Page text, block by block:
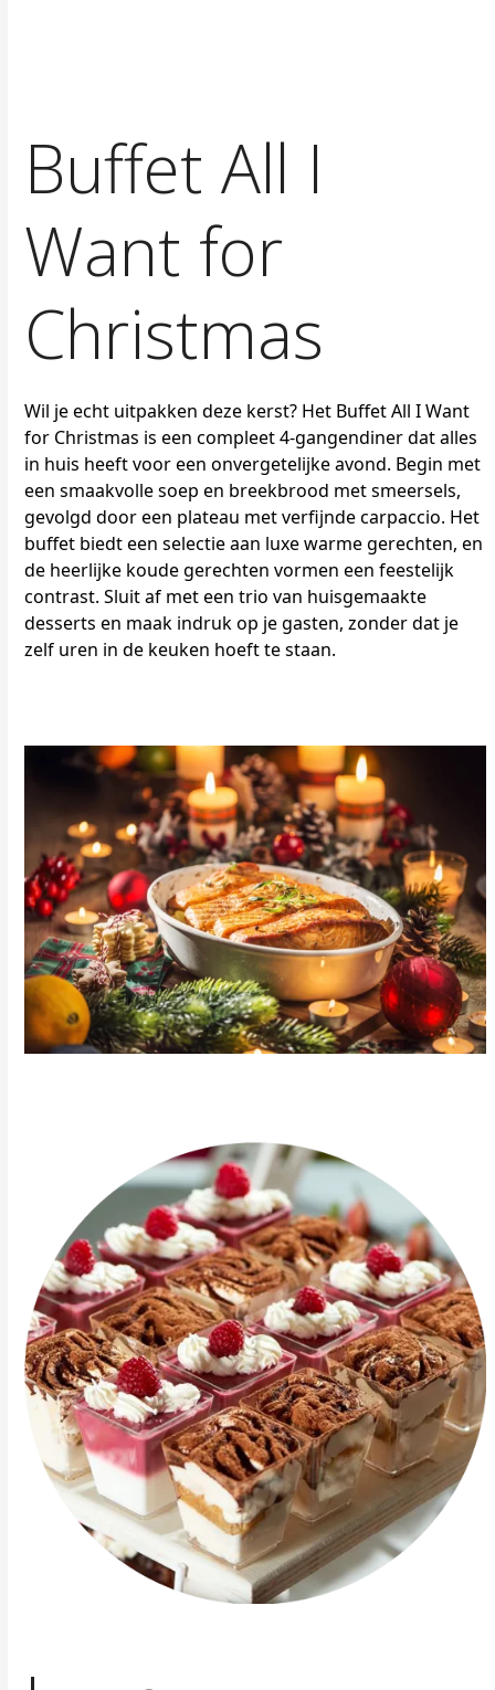
Buffet All I
Want for
Christmas
Wil je echt uitpakken deze kerst? Het Buffet All I Want
for Christmas is een compleet 4-gangendiner dat alles
in huis heeft voor een onvergetelijke avond. Begin met
een smaakvolle soep en breekbrood met smeersels,
gevolgd door een plateau met verfijnde carpaccio. Het
buffet biedt een selectie aan luxe warme gerechten, en
de heerlijke koude gerechten vormen een feestelijk
contrast. Sluit af met een trio van huisgemaakte
desserts en maak indruk op je gasten, zonder dat je
zelf uren in de keuken hoeft te staan.